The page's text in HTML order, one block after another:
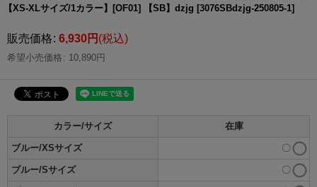
【XS-XLサイズ/1カラー】[OF01] 【SB】dzjg [3076SBdzjg-250805-1]
販売価格: 6,930円 (税込)
希望小売価格 : 10,890円
カラー/サイズ 在庫
ブルー/XSサイズ 〇
ブルー/Sサイズ 〇